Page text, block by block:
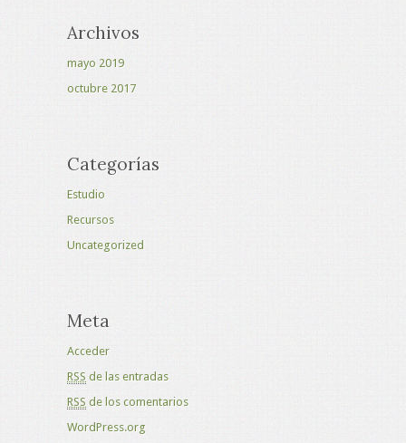
Archivos
mayo 2019
octubre 2017
Categorías
Estudio
Recursos
Uncategorized
Meta
Acceder
RSS de las entradas
RSS de los comentarios
WordPress.org